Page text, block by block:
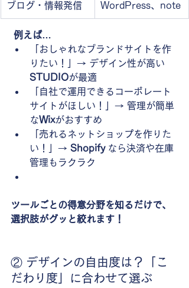
ブログ・情報発信 WordPress、note
例えば…
「おしゃれなブランドサイトを作
りたい！」→ デザイン性が高い
STUDIOが最適
「自社で運用できるコーポレート
サイトがほしい！」→ 管理が簡単
なWixがおすすめ
「売れるネットショップを作りた
い！」→ Shopify なら決済や在庫
管理もラクラク
ツールごとの得意分野を知るだけで、
選択肢がグッと絞れます！
② デザインの自由度は？「こ
だわり度」に合わせて選ぶ